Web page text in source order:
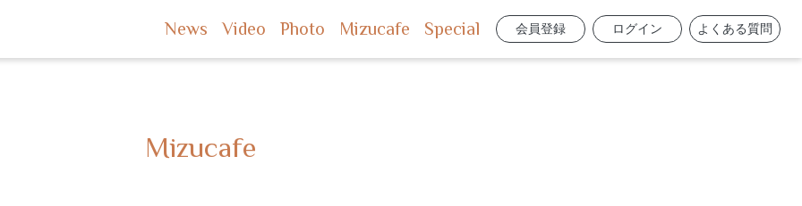
News Video Photo Mizucafe Special 会員登録 ログイン よくある質問
Mizucafe